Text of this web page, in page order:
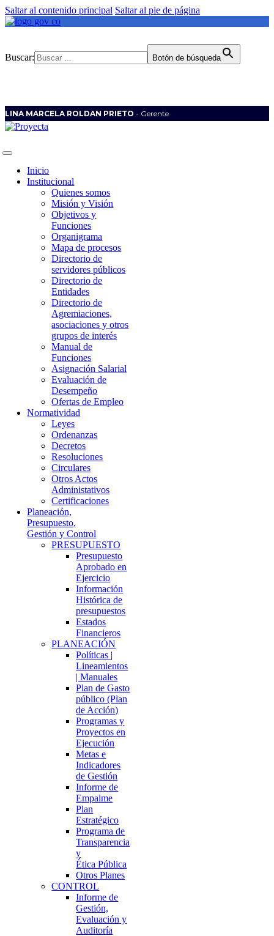
Saltar al contenido principal Saltar al pie de página
Buscar: Botón de búsqueda
LINA MARCELA ROLDAN PRIETO - Gerente
Inicio
Institucional
Quienes somos
Misión y Visión
Objetivos y
Funciones
Organigrama
Mapa de procesos
Directorio de
servidores públicos
Directorio de
Entidades
Directorio de
Agremiaciones,
asociaciones y otros
grupos de interés
Manual de
Funciones
Asignación Salarial
Evaluación de
Desempeño
Ofertas de Empleo
Normatividad
Leyes
Ordenanzas
Decretos
Resoluciones
Circulares
Otros Actos
Administativos
Certificaciones
Planeación,
Presupuesto,
Gestión y Control
PRESUPUESTO
Presupuesto
Aprobado en
Ejercicio
Información
Histórica de
presupuestos
Estados
Financieros
PLANEACIÓN
Políticas |
Lineamientos
| Manuales
Plan de Gasto
público (Plan
de Acción)
Programas y
Proyectos en
Ejecución
Metas e
Indicadores
de Gestión
Informe de
Empalme
Plan
Estratégico
Programa de
Transparencia
y
Ética Pública
Otros Planes
CONTROL
Informe de
Gestión,
Evaluación y
Auditoría